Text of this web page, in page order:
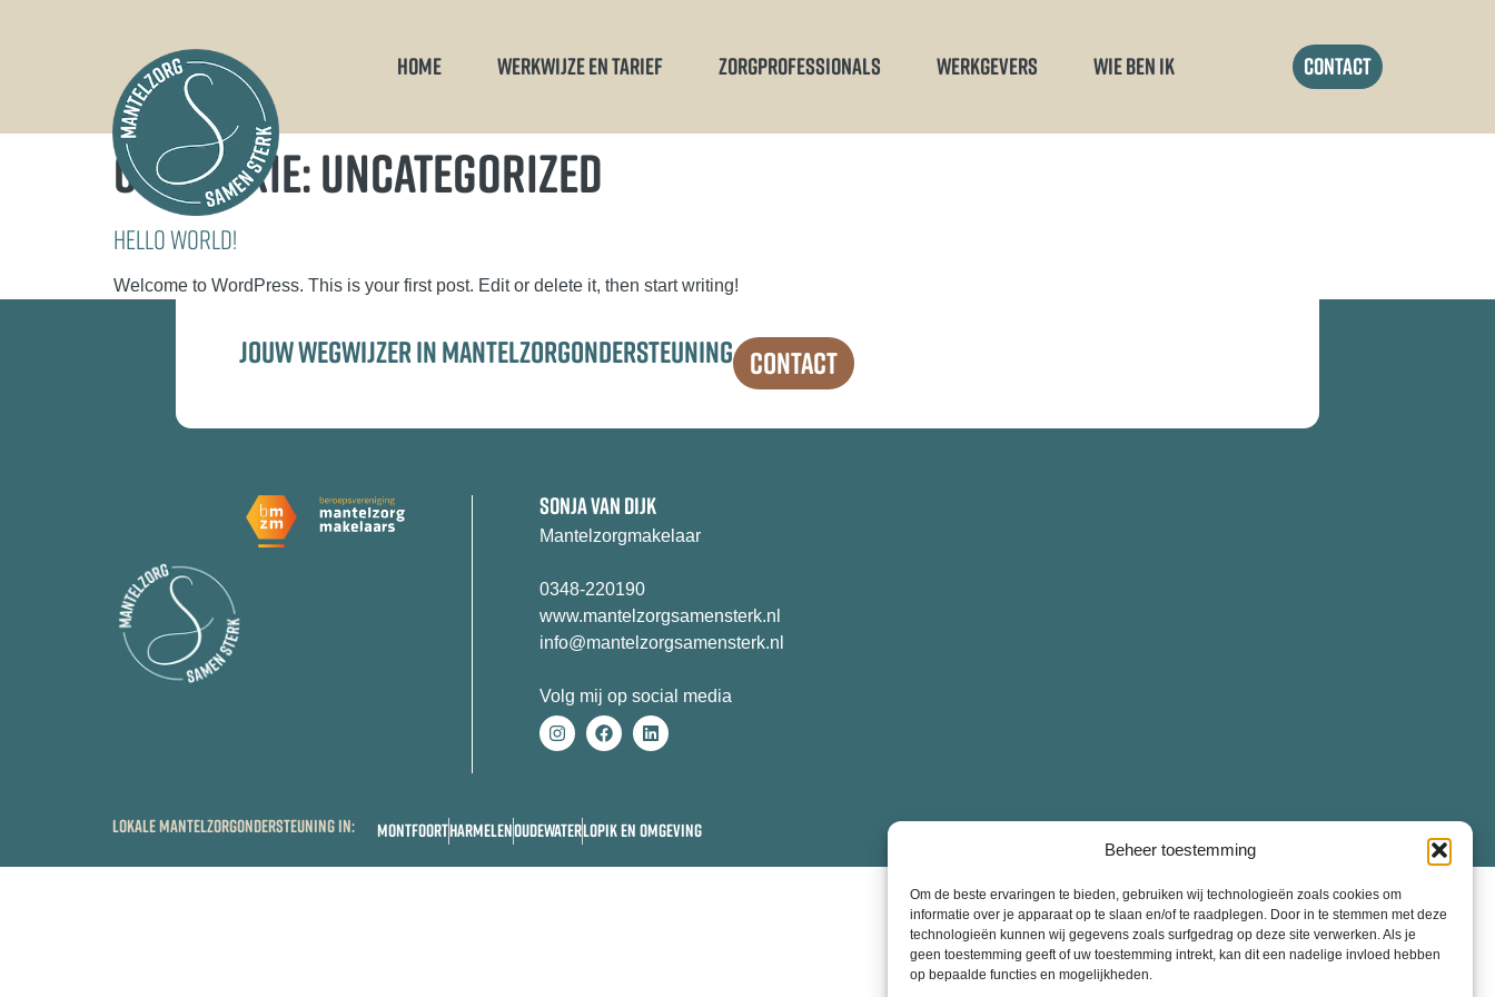
Beheer toestemming
Om de beste ervaringen te bieden, gebruiken wij technologieën zoals cookies om
informatie over je apparaat op te slaan en/of te raadplegen. Door in te stemmen met deze
technologieën kunnen wij gegevens zoals surfgedrag op deze site verwerken. Als je
geen toestemming geeft of uw toestemming intrekt, kan dit een nadelige invloed hebben
op bepaalde functies en mogelijkheden.
HOME WERKWIJZE EN TARIEF ZORGPROFESSIONALS WERKGEVERS WIE BEN IK contact
CATEGORIE:UNCATEGORIZED
Hello world!
Welcome to WordPress. This is your first post. Edit or delete it, then start writing!
JOUW WEGWIJZER IN MANTELZORGONDERSTEUNING CONTACT
SONJA VAN DIJK
Mantelzorgmakelaar
0348-220190
www.mantelzorgsamensterk.nl
info@mantelzorgsamensterk.nl
Volg mij op social media
LOKALE MANTELZORGONDERSTEUNING IN: MONTFOORTHARMELENOUDEWATERLOPIK EN OMGEVING